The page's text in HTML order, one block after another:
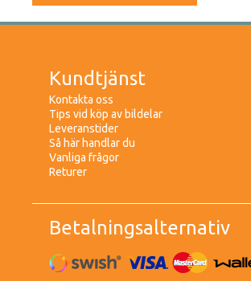
Kundtjänst
Kontakta oss
Tips vid köp av bildelar
Leveranstider
Så här handlar du
Vanliga frågor
Returer
Betalningsalternativ